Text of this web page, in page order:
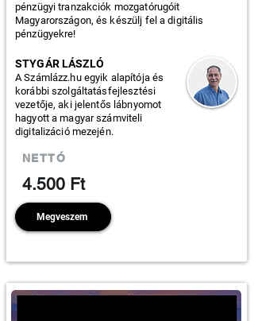
pénzügyi tranzakciók mozgatórugóit
Magyarországon, és készülj fel a digitális
pénzügyekre!
STYGÁR LÁSZLÓ
A Számlázz.hu egyik alapítója és
korábbi szolgáltatásfejlesztési
vezetője, aki jelentős lábnyomot
hagyott a magyar számviteli
digitalizáció mezején.
NETTÓ
4.500 Ft
Megveszem